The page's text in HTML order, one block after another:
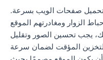
تحميل صفحات الويب بسرعة.
الزوار ومغادرتهم الموقع
يجب تحسين الصور وتقليل
المؤقت لضمان سرعة